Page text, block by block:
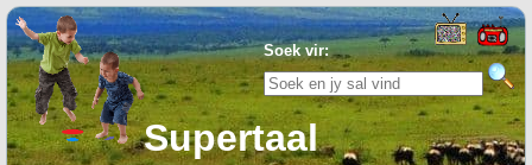
Soek vir:
Supertaal